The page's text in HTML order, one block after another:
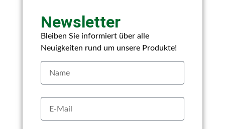
Newsletter
Bleiben Sie informiert über alle
Neuigkeiten rund um unsere Produkte!